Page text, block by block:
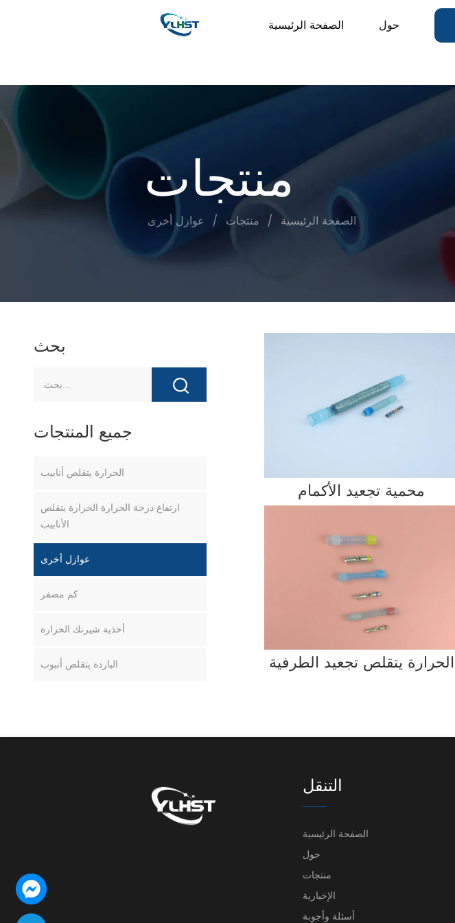
الصفحة الرئيسية حول
منتجاتالصفحة الرئيسية / منتجات / عوازل أخرى
بحث
جميع المنتجات
الحرارة يتقلص أنابيب
ارتفاع درجة الحرارة الحرارة يتقلص
الأنابيب
عوازل أخرى
كم مضفر
أحذية شيرنك الحرارة
الباردة يتقلص أنبوب
محمية تجعيد الأكمام
الحرارة يتقلص تجعيد الطرفية
التنقل
الصفحة الرئيسية
حول
منتجات
الإخبارية
أسئلة وأجوبة